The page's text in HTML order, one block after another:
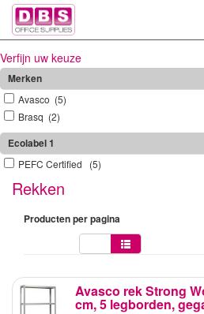
Verfijn uw keuze
Merken
Avasco (5)
Brasq (2)
Ecolabel 1
PEFC Certified (5)
Rekken
Producten per pagina
Avasco rek Strong
cm, 5 legborden,